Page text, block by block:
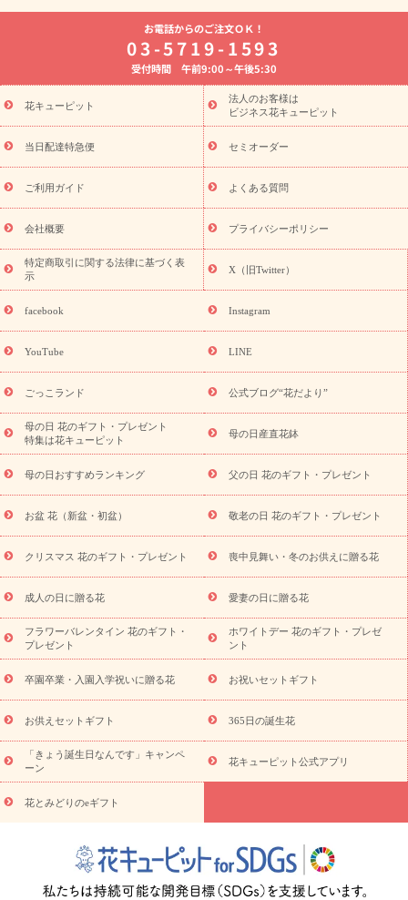
よく贈られる花
お祝いの花特集
誕生日フラワーギフト特集
8月の誕生花(トルコキキョウ)
開店・開業祝い
お供え・お悔やみ お供え・お悔やみの花
通夜・葬儀に贈る花 胡蝶蘭・花鉢
ーブドフラワー
季節のイベント
ひまわり ギフト・プレゼント
特集
お盆 花（新盆・初盆） 季節のイベント
お盆 花（新
盆・初盆）
お盆 花（新盆・初盆）
お盆・お供え 花とセットギ
フト
お盆・お供え プリザーブドフラワー
ひまわり ギフト・プ
レゼント特集
夏の花贈り・お中元・暑中見舞い 花のギフト特集
敬老の日におくる花ギフト・プレゼント特集
花ギフト・プレゼント特集
敬老の日 花のおすすめランキング
敬
老の日 花鉢植えのギフト・プレゼント特集
敬老の日 花とセットギ
フト・プレゼント特集
敬老の日の花 全てのギフト一覧
キャン
ペーン
映画『ウォーターガーディアンズ』コラボキャンペーン
「きょう誕生日なんです」キャンペーン
誕生日の花を探す
誕生日フラワーギフト 誕生日フラワーギフト特集
(トルコキキョウ)
9月の誕生花(リンドウ)
ら探す
お祝いの花特集 当日配達特急便 お祝い商品一覧
念日
結婚祝い 出産祝い 退院祝い・快気祝い
寿祝い
プチギフト ペットのお祝いフラワー
お供え・お悔やみの花
四十九日法要以降に贈る花
通夜・葬儀
ワー
ペットのお供えフラワー お盆（新盆・初盆）
その他
お祝い返し
お見舞い お取り寄せギフト ビジネス用
ご自宅
用
観葉植物 ミディ胡蝶蘭 プリザーブドフラワー
スタイル
から探す
え・お悔やみ
胡蝶蘭・花鉢
ミディ胡蝶蘭・お祝い
ミディ胡蝶蘭・お供え
世界初の青色胡蝶蘭 観葉植物
観葉植
物
産直多肉植物 プリザーブドフラワー お祝い
お供え・お
悔やみ
花とセットギフト セミオーダー
プチギフト
（hanamore -ハナモア-）
花とみどりのeギフト
トのeGfit
カラー ピンク イエローオレンジ レッド
お花の
種類
バラ ユリ トルコキキョウ 予算から探す
お祝い・3000円～ お祝い・4000円～ お祝い・5000円～
お
祝い・7000円～ お祝い・10000円～ お供え・お悔やみ
え・お悔やみ・3000円～ お供え・お悔やみ・5000円～
お供
え・お悔やみ・7000円～
注目されている記事 365日の誕生花カレンダー
いのマナー
定年退職祝いのマナー
お祝いを贈るときのマナー・
花キューピットのお祝いコラム一覧
誕生日のお花を「色
お電話からのご注文ＯＫ！
03-5719-1593
受付時間 午前9:00～午後5:30
花キューピット
法人のお客様は
ビジネス花キューピット
当日配達特急便 セミオーダー
ご利用ガイド よくある質問
会社概要 プライバシーポリシー
特定商取引に関する法律に基づく表
示
X（旧Twitter）
facebook Instagram
YouTube LINE
ごっこランド 公式ブログ“花だより”
母の日 花のギフト・プレゼント
特集は花キューピット
母の日産直花鉢
母の日おすすめランキング 父の日 花のギフト・プレゼント
お盆 花（新盆・初盆） 敬老の日 花のギフト・プレゼント
クリスマス 花のギフト・プレゼント 喪中見舞い・冬のお供えに贈る花
成人の日に贈る花 愛妻の日に贈る花
フラワーバレンタイン 花のギフト・
プレゼント
ホワイトデー 花のギフト・プレゼ
ント
卒園卒業・入園入学祝いに贈る花 お祝いセットギフト
お供えセットギフト 365日の誕生花
「きょう誕生日なんです」キャンペ
ーン
花キューピット公式アプリ
花とみどりのeギフト